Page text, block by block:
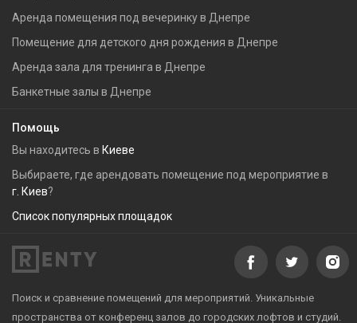
Аренда помещения под вечеринку в Днепре
Помещение для детского дня рождения в Днепре
Аренда зала для тренинга в Днепре
Банкетные залы в Днепре
Помощь
Вы находитесь в Киеве
Выбираете, где арендовать помещение под мероприятие в
г. Киев?
Список популярных площадок
Поиск и сравнение помещений для мероприятий. Уникальные
пространства от конференц залов до городских лофтов и студий.